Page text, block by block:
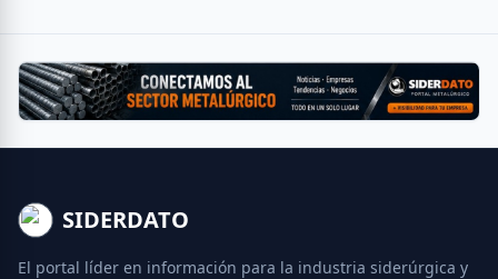
SIDERDATO
El portal líder en información para la industria siderúrgica y